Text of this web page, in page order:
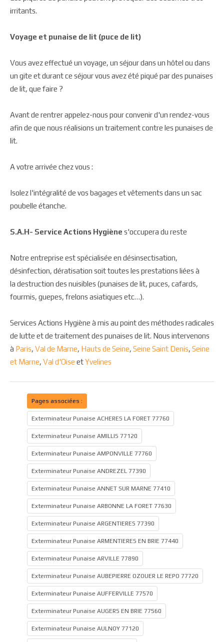
irritants.
Voyage et punaise de lit (puce de lit)
Vous avez effectué un voyage, un séjour dans un hôtel ou dans
un gite et durant ce séjour vous avez été piqué par des punaises
de lit, que faire ?
Avant de rentrer appelez-nous pour convenir d'un rendez-vous
afin de que nous réalisions un traitement contre les punaises de
lit.
A votre arrivée chez vous :
Isolez l'intégralité de vos bagages et vêtements dans un sac
poubelle étanche.
S.A.H- Service Actions Hygiène s'occupera du reste
Notre entreprise est spécialisée en désinsectisation,
désinfection, dératisation soit toutes les prestations liées à
la destruction des nuisibles (punaises de lit, puces, cafards,
fourmis, guepes, frelons asiatiques etc…).
Services Actions Hygiène à mis au point des méthodes radicales
de lutte et de traitement des punaises de lit. Nous intervenons
à Paris, Val de Marne, Hauts de Seine, Seine Saint Denis, Seine
et Marne, Val d'Oise etYvelines
Pages associées :
Exterminateur Punaise ACHERES LA FORET 77760
Exterminateur Punaise AMILLIS 77120
Exterminateur Punaise AMPONVILLE 77760
Exterminateur Punaise ANDREZEL 77390
Exterminateur Punaise ANNET SUR MARNE 77410
Exterminateur Punaise ARBONNE LA FORET 77630
Exterminateur Punaise ARGENTIERES 77390
Exterminateur Punaise ARMENTIERES EN BRIE 77440
Exterminateur Punaise ARVILLE 77890
Exterminateur Punaise AUBEPIERRE OZOUER LE REPO 77720
Exterminateur Punaise AUFFERVILLE 77570
Exterminateur Punaise AUGERS EN BRIE 77560
Exterminateur Punaise AULNOY 77120